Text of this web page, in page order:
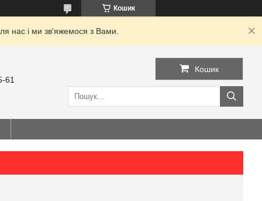
Кошик
нас і ми зв'яжемося з Вами.
61
Кошик